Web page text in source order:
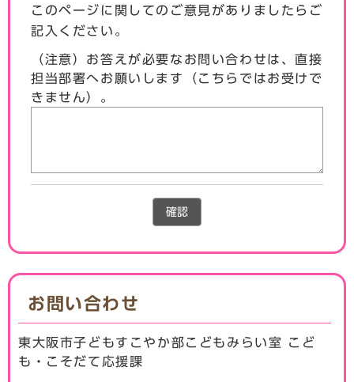
このページに関してのご意見がありましたらご
記入ください。
（注意）お答えが必要なお問い合わせは、直接
担当部署へお願いします（こちらではお受けで
きません）。
確認
お問い合わせ
東大阪市子どもすこやか部こどもみらい室 こど
も・こそだて応援課